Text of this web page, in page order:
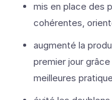
mis en place des
cohérentes,
augmenté la
premier jour
meilleures